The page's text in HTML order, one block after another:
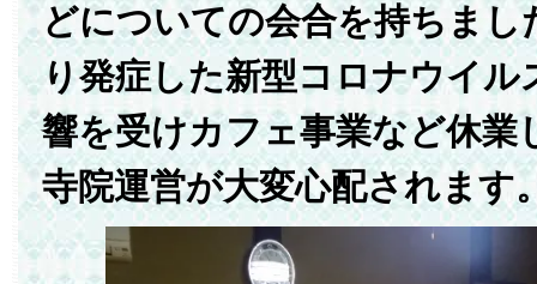
どについての会合を持ちまし
り発症した新型コロナウイル
響を受けカフェ事業など休業
寺院運営が大変心配されます